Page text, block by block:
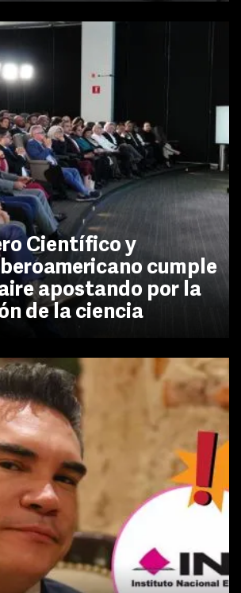
Científico y
cumple
apostando por la
de la ciencia